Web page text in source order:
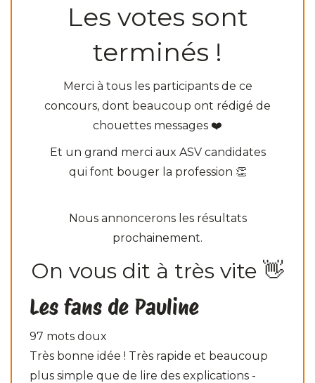
Les votes sont
terminés !
Merci à tous les participants de ce
concours, dont beaucoup ont rédigé de
chouettes messages ❤️
Et un grand merci aux ASV candidates
qui font bouger la profession 👏
Nous annoncerons les résultats
prochainement.
On vous dit à très vite 👋
Les fans de Pauline
97 mots doux
Très bonne idée ! Très rapide et beaucoup
plus simple que de lire des explications -